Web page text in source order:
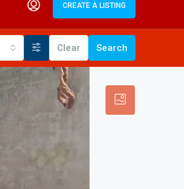
CREATE A LISTING
Clear Search